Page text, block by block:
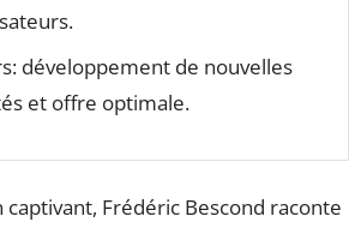
développement de nouvelles
et offre optimale.
Frédéric Bescond raconte